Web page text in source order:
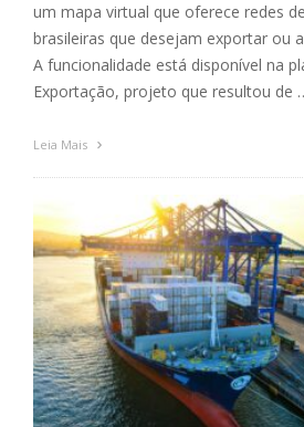
um mapa virtual que oferece redes
brasileiras que desejam exportar ou
A funcionalidade está disponível na
Exportação, projeto que resultou de
Leia Mais